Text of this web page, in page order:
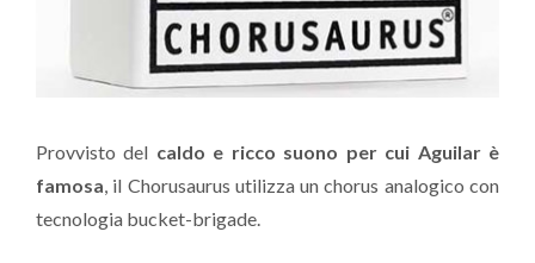
Provvisto del caldo e ricco suono per cui Aguilar è
famosa, il Chorusaurus utilizza un chorus analogico con
tecnologia bucket-brigade.